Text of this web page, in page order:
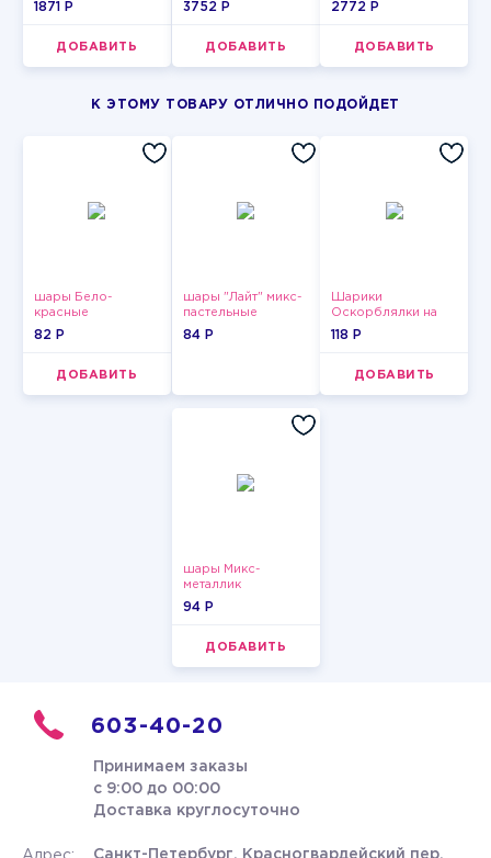
1871 P
ДОБАВИТЬ
3752 P
ДОБАВИТЬ
2772 P
ДОБАВИТЬ
К ЭТОМУ ТОВАРУ ОТЛИЧНО ПОДОЙДЕТ
шары Бело-
красные
пастельные
82 P
ДОБАВИТЬ
шары "Лайт" микс-
пастельные
84 P
Шарики
Оскорблялки на
день рождения для
118 P
ДОБАВИТЬ
шары Микс-
металлик
94 P
ДОБАВИТЬ
603-40-20
Принимаем заказы
с 9:00 до 00:00
Доставка круглосуточно
Санкт-Петербург, Красногвардейский пер.